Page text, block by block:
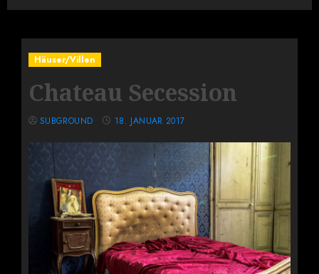
Häuser/Villen
Chateau Secession
SUBGROUND 18. JANUAR 2017